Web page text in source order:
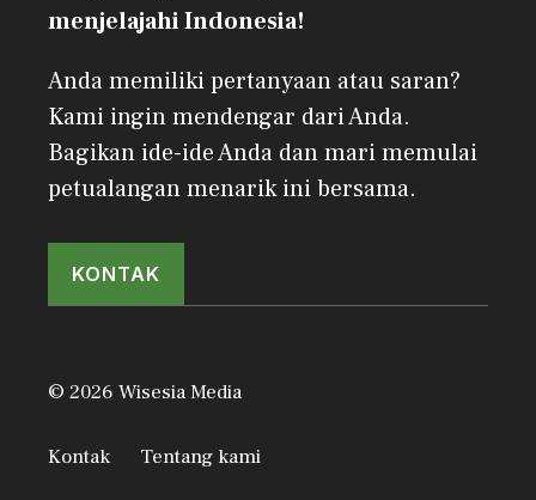
menjelajahi Indonesia!
Anda memiliki pertanyaan atau saran?
Kami ingin mendengar dari Anda.
Bagikan ide-ide Anda dan mari memulai
petualangan menarik ini bersama.
KONTAK
© 2026 Wisesia Media
Kontak Tentang kami